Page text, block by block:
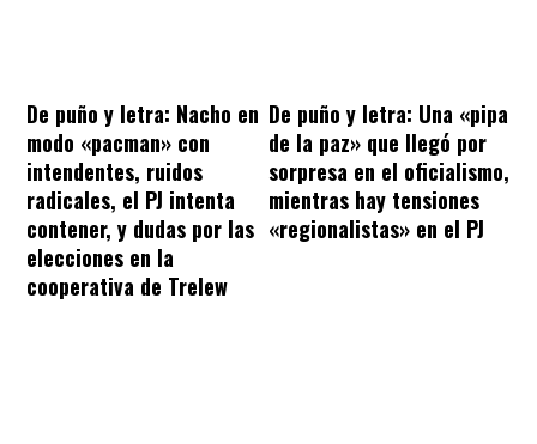
De puño y letra: Nacho en
modo «pacman» con
intendentes, ruidos
radicales, el PJ intenta
contener, y dudas por las
elecciones en la
cooperativa de Trelew
De puño y letra: Una «pipa
de la paz» que llegó por
sorpresa en el oficialismo,
mientras hay tensiones
«regionalistas» en el PJ